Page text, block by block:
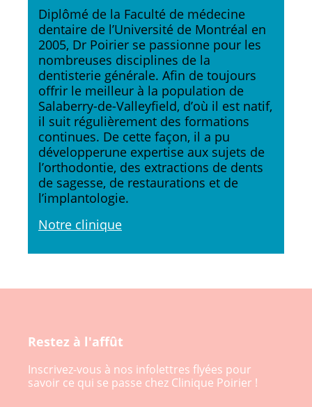
Diplômé de la Faculté de médecine
dentaire de l’Université de Montréal en
2005, Dr Poirier se passionne pour les
nombreuses disciplines de la
dentisterie générale. Afin de toujours
offrir le meilleur à la population de
Salaberry-de-Valleyfield, d’où il est natif,
il suit régulièrement des formations
continues. De cette façon, il a pu
développerune expertise aux sujets de
l’orthodontie, des extractions de dents
de sagesse, de restaurations et de
l’implantologie.
Notre clinique
Restez à l'affût
Inscrivez-vous à nos infolettres flyées pour
savoir ce qui se passe chez Clinique Poirier !